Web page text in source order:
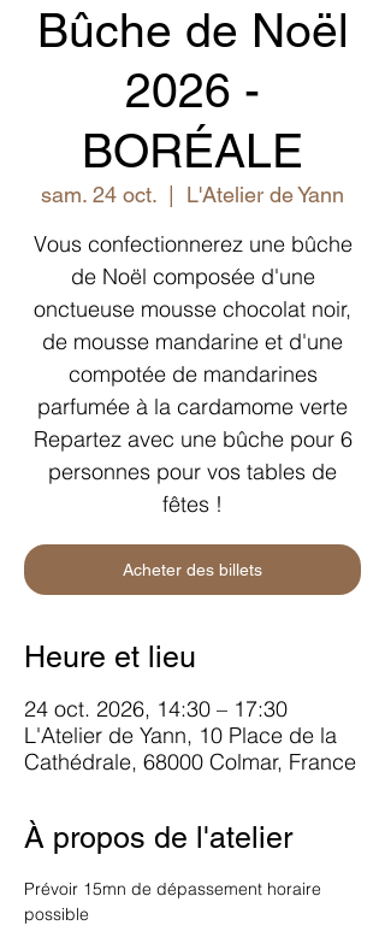
Bûche de Noël
2026 -
BORÉALE
sam. 24 oct. L'Atelier de Yann
Vous confectionnerez une bûche
de Noël composée d'une
onctueuse mousse chocolat noir,
de mousse mandarine et d'une
compotée de mandarines
parfumée à la cardamome verte
Repartez avec une bûche pour 6
personnes pour vos tables de
fêtes !
Acheter des billets
Heure et lieu
24 oct. 2026, 14:30 – 17:30
L'Atelier de Yann, 10 Place de la
Cathédrale, 68000 Colmar, France
À propos de l'atelier
Prévoir 15mn de dépassement horaire
possible